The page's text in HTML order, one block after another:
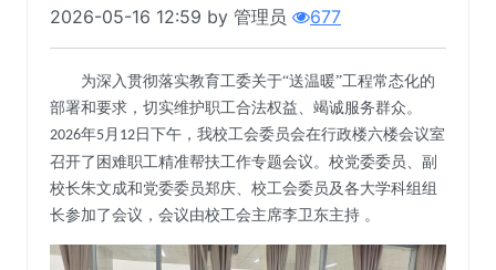
2026-05-16 12:59 by 管理员 677
为深入贯彻落实教育工委关于“送温暖”工程常态化的
部署和要求 ，切实维护职工合法权益、竭诚服务群众 。
2026年5 月 12日下午，我校工会委员会在行政楼六楼会议室
召开了困难职工精准帮扶工作专题会议。 校党委委员、副
校长朱文成和党委委员郑庆
校工会委员及各大学科组组
长参加了会议 ， 会议由校工会主席李卫东主持 。